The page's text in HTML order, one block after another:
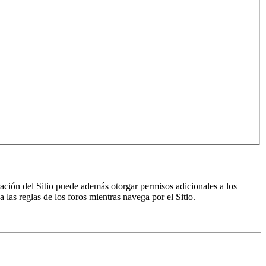
del Sitio puede además otorgar permisos adicionales a los
las reglas de los foros mientras navega por el Sitio.